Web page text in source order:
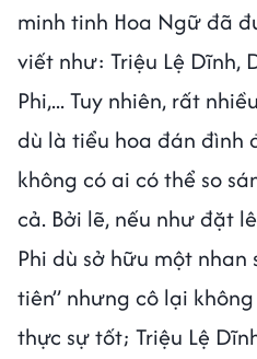
minh tinh Hoa Ngữ đã
viết như: Triệu Lệ Dĩnh,
Phi,... Tuy nhiên, rất
dù là tiểu hoa đán đình
không có ai có thể so
cả. Bởi lẽ, nếu như đặt
Phi dù sở hữu một
tiên” nhưng cô lại
thực sự tốt; Triệu Lệ